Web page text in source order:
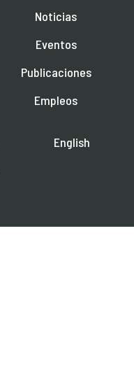
Noticias
Eventos
Publicaciones
Empleos
English